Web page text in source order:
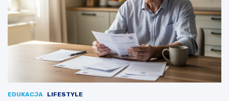
EDUKACJA LIFESTYLE